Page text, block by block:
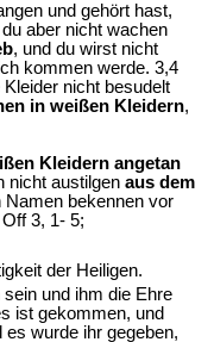
und gehört hast,
aber nicht wachen
, und du wirst nicht
kommen werde. 3,4
nicht besudelt
in weißen Kleidern,
Kleidern angetan
nicht austilgen aus dem
Namen bekennen vor
3, 1- 5;
der Heiligen.
und ihm die Ehre
ist gekommen, und
wurde ihr gegeben,